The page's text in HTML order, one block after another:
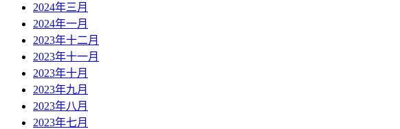
2024年三月
2024年一月
2023年十二月
2023年十一月
2023年十月
2023年九月
2023年八月
2023年七月